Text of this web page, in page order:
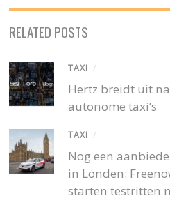
RELATED POSTS
TAXI /
Hertz breidt uit
autonome taxi’s
TAXI /
Nog een
in Londen:
starten testritten